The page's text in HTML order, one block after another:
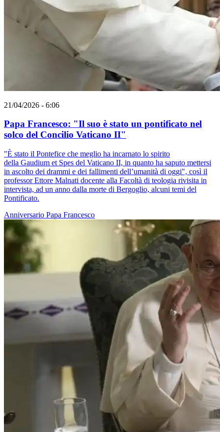
21/04/2026 - 6:06
Papa Francesco: "Il suo è stato un pontificato nel
solco del Concilio Vaticano II"
"È stato il Pontefice che meglio ha incarnato lo spirito
della Gaudium et Spes del Vaticano II, in quanto ha saputo mettersi
in ascolto dei drammi e dei fallimenti dell’umanità di oggi", così il
professor Ettore Malnati docente alla Facoltà di teologia rivisita in
intervista, ad un anno dalla morte di Bergoglio, alcuni temi del
Pontificato.
Anniversario Papa Francesco